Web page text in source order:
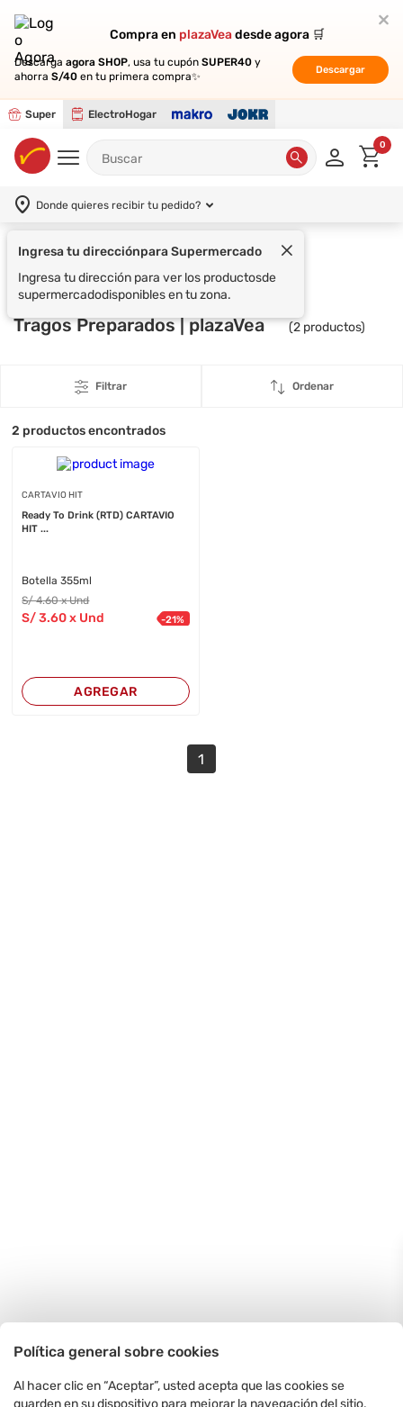
Compra en plazaVeadesde agora 🛒
Descarga agora SHOP, usa tu cupón SUPER40 y
ahorra S/40 en tu primera compra✨
Descargar
Super ElectroHogar
Compra en plazaVeadesde agora 🛒
Descarga agora SHOP, usa tu cupón SUPER40 y
ahorra S/40 en tu primera compra✨
Descargar
0
Donde quieres recibir tu pedido?
Ingresa tu direcciónpara Supermercado
Ingresa tu dirección para ver los productosde
supermercadodisponibles en tu zona.
Supermercado CARTAVIO HIT
Tragos Preparados | plazaVea (2 productos)
Filtrar Ordenar
2 productos encontrados
CARTAVIO HIT
Ready To Drink (RTD) CARTAVIO
HIT ...
Botella 355ml
S/4.60 x Und
S/3.60 x Und -21%
AGREGAR
1
Política general sobre cookies
Al hacer clic en “Aceptar”, usted acepta que las cookies se
guarden en su dispositivo para mejorar la navegación del sitio,